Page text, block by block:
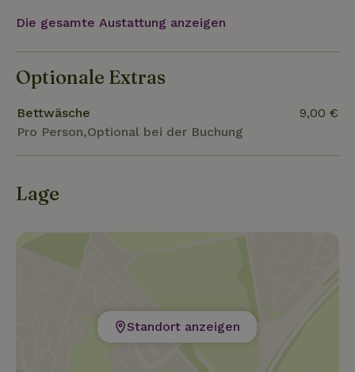
Die gesamte Austattung anzeigen
Optionale Extras
Bettwäsche
Pro Person,Optional bei der Buchung
9,00 €
Lage
Standort anzeigen